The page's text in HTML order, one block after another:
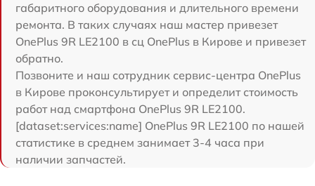
габаритного оборудования и длительного времени
ремонта. В таких случаях наш мастер привезет
OnePlus 9R LE2100 в сц OnePlus в Кирове и привезет
обратно.
Позвоните и наш сотрудник сервис-центра OnePlus
в Кирове проконсультирует и определит стоимость
работ над смартфона OnePlus 9R LE2100.
[dataset:services:name] OnePlus 9R LE2100 по нашей
статистике в среднем занимает 3-4 часа при
наличии запчастей.